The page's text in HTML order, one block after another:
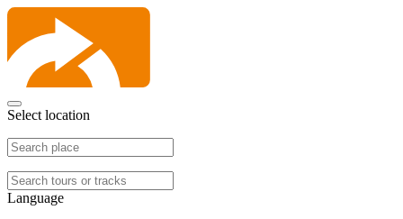
Select location
Language